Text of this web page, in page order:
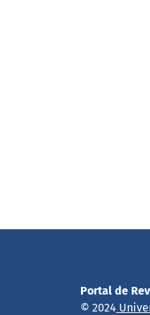
Portal de
© 2024